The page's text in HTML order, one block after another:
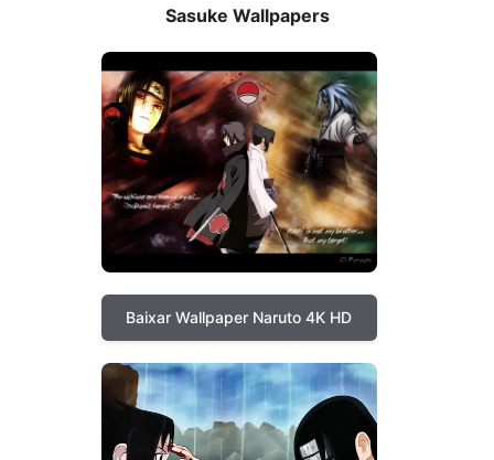
Sasuke Wallpapers
Baixar Wallpaper Naruto 4K HD